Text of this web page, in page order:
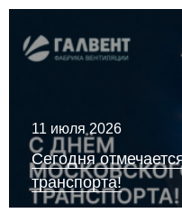
11 июля 2026
Сегодня
транспорта!